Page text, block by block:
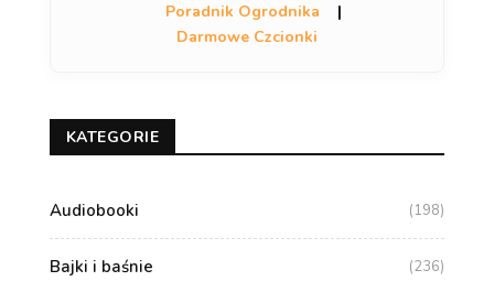
Poradnik Ogrodnika
|
Darmowe Czcionki
KATEGORIE
Audiobooki (198)
Bajki i baśnie (236)